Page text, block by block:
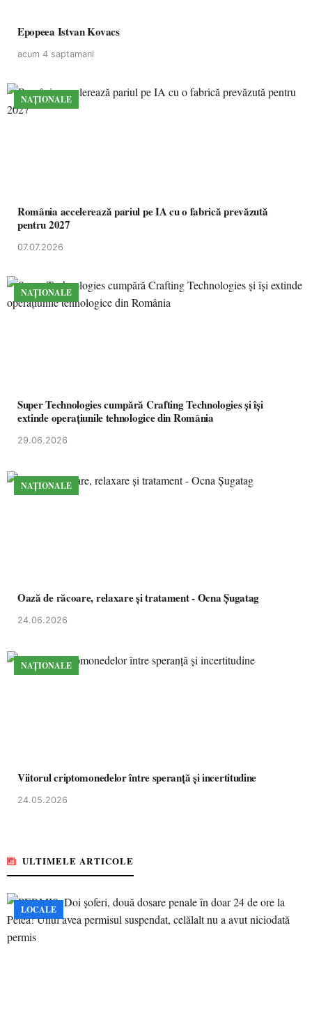
Epopeea Istvan Kovacs
acum 4 saptamani
NAȚIONALE
România accelerează pariul pe IA cu o fabrică prevăzută
pentru 2027
07.07.2026
NAȚIONALE
Super Technologies cumpără Crafting Technologies și își
extinde operațiunile tehnologice din România
29.06.2026
NAȚIONALE
Oază de răcoare, relaxare și tratament - Ocna Șugatag
24.06.2026
NAȚIONALE
Viitorul criptomonedelor între speranță și incertitudine
24.05.2026
ULTIMELE ARTICOLE
LOCALE